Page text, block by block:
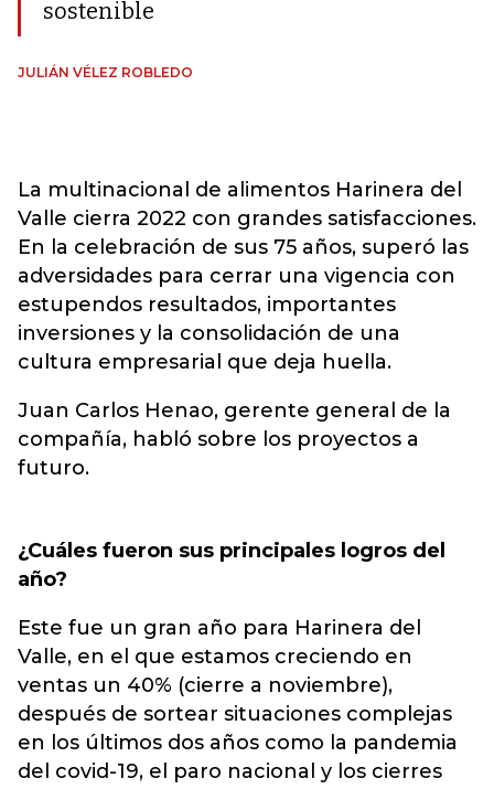
sostenible
JULIÁN VÉLEZ ROBLEDO
La multinacional de alimentos Harinera del
Valle cierra 2022 con grandes satisfacciones.
En la celebración de sus 75 años, superó las
adversidades para cerrar una vigencia con
estupendos resultados, importantes
inversiones y la consolidación de una
cultura empresarial que deja huella.
Juan Carlos Henao, gerente general de la
compañía, habló sobre los proyectos a
futuro.
¿Cuáles fueron sus principales logros del
año?
Este fue un gran año para Harinera del
Valle, en el que estamos creciendo en
ventas un 40% (cierre a noviembre),
después de sortear situaciones complejas
en los últimos dos años como la pandemia
del covid-19, el paro nacional y los cierres